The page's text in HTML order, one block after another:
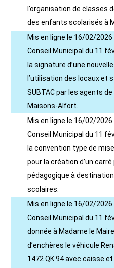
l’organisation de classes
des enfants scolarisés à
Mis en ligne le 16/02/2026
Conseil Municipal du 11
la signature d’une
l’utilisation des locaux et
SUBTAC par les agents
Maisons-Alfort.
Mis en ligne le 16/02/2026
Conseil Municipal du 11
la convention type de
pour la création d’un
pédagogique à
scolaires.
Mis en ligne le 16/02/2026
Conseil Municipal du 11
donnée à Madame le
d’enchères le véhicule
1472 QK 94 avec caisse